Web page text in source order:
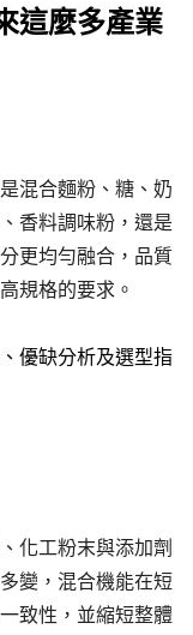
這麼多產業
混合麵粉、糖、奶
香料調味粉，還是
更均勻融合，品質
規格的要求。
優缺分析及選型指
化工粉末與添加劑
變，混合機能在短
致性，並縮短整體